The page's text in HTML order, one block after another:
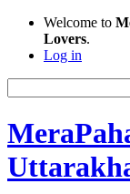
Welcome to
Lovers.
Log in